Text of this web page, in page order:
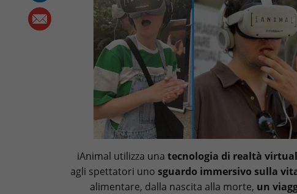
iAnimal utilizza una tecnologia di realtà
agli spettatori unosguardo immersivo sulla
alimentare, dalla nascita alla morte, un